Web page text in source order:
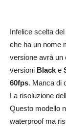
Infelice scelta
che ha un nome
versione avrà un
versioni Black e
60fps. Manca di
La risoluzione
Questo modello
waterproof ma